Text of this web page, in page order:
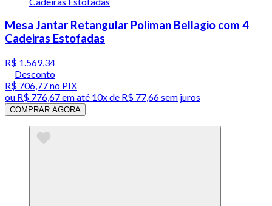
Mesa Jantar Retangular Poliman Bellagio com 4
Cadeiras Estofadas
R$ 1.569,34
Desconto
R$ 706,77no PIX
ou R$ 776,67em até 10x de R$ 77,66 sem juros
COMPRAR AGORA